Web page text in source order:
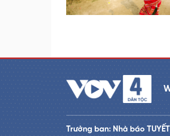
Trưởng ban: Nhà báo TUYẾT